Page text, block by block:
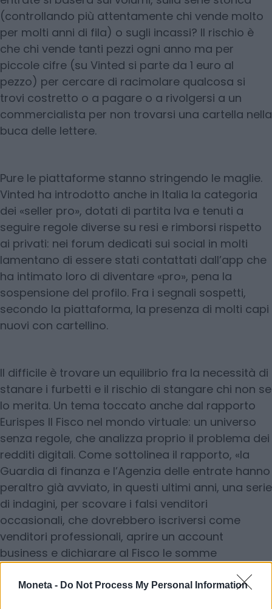
Moneta - Do Not Process My Personal Information
(controllando più attentamente chi vende molto
per molti anni di fila) o sugli incassi? Il rischio è
che chi vende tanti pezzi ogni anno ma per
piccole cifre (su Vinted si parte da 1 euro al
pezzo) per cercare di racimolare qualcosa si
trovi costretto o a pagare o a rivolgersi a un
commercialista per non trovarsi una cartella nella
buca delle lettere.
Pure le piattaforme stanno stringendo le maglie.
Vinted ha introdotto anche in Italia la categoria
dei «seller pro», dotati di partita Iva e tenuti a
seguire regole diverse su resi e rimborsi rispetto
ai privati: nei forum dedicati sui social in molti
lamentano di essere stati contattati dall’app che
ha intimato loro di diventare «pro», pena la
sospensione del profilo. Fra i segnali sospetti,
secondo la piattaforma, la presenza di molti capi
nuovi con cartellino.
Il difficile è trovare un equilibrio fra la necessità di
stanare i furbetti e il rischio di stangare chi non se
lo merita. Un tema toccato anche dal rapporto
Eurispes Il Fisco nel mondo virtuale: un universo
senza regole, che analizza proprio il problema dei
redditi digitali. Come sottolinea il rapporto, «la
Guardia di finanza e l’Agenzia delle entrate hanno
peraltro già avviato, in questi ultimi anni, una serie
di indagini, per scovare i falsi venditori
occasionali, che dovrebbero iscriversi come
venditori professionali, aprire un account
business e dichiarare al Fisco le somme
percepite. Il “trucco”, in sostanza, è iscriversi alle
piattaforme come venditori occasionali, mentre